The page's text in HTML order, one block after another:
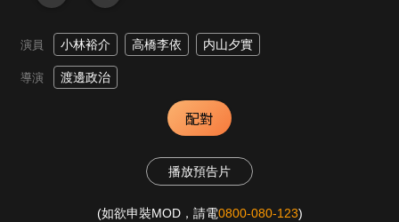
演員 小林裕介 高橋李依 内山夕實
導演 渡邊政治
配對
播放預告片
(如欲申裝MOD，請電0800-080-123)